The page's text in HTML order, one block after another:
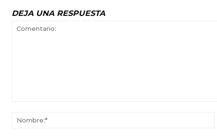
DEJA UNA RESPUESTA